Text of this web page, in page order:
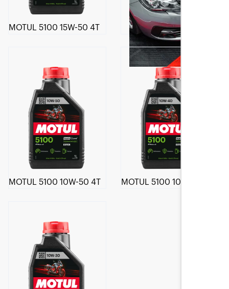
MOTUL 5100 15W-50 4T
MOTUL 5100 10W-50 4T MOTUL 5100 10W-40 4T